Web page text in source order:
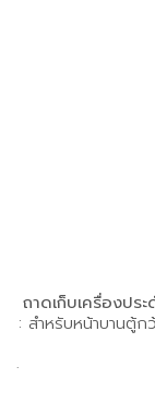
ถาดเก็บเครื่องป
: สำหรับหน้าบานตู้
.